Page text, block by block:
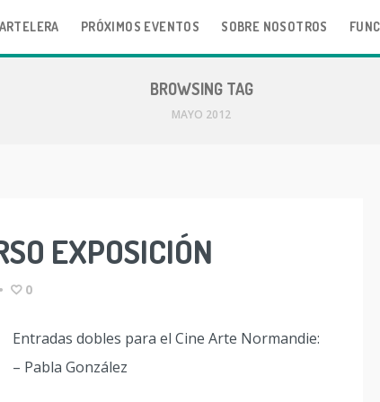
PRÓXIMOS EVENTOS SOBRE NOSOTROS
BROWSING TAG
MAYO 2012
EXPOSICIÓN
• 0
Entradas dobles para el Cine Arte Normandie:
– Pabla González